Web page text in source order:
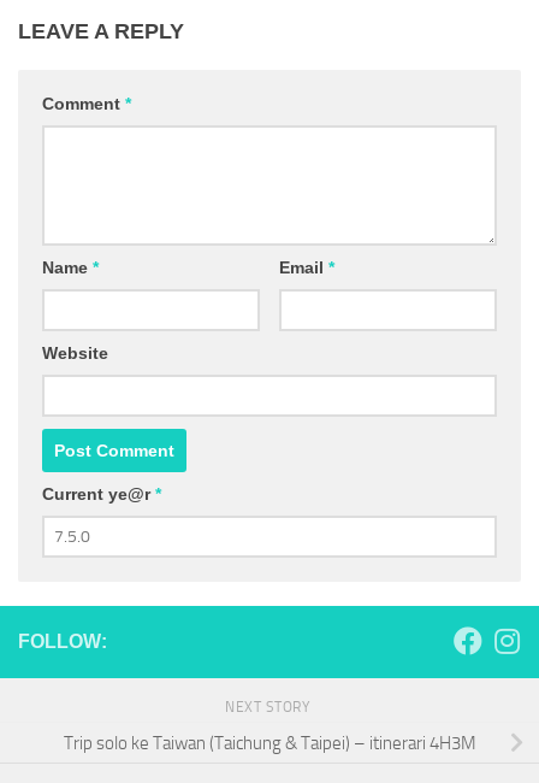
LEAVE A REPLY
Comment *
Name * Email *
Website
Current ye@r*
FOLLOW:
NEXT STORY
Trip solo ke Taiwan (Taichung & Taipei) – itinerari 4H3M